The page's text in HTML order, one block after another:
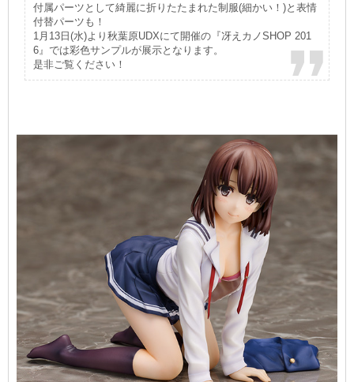
付属パーツとして綺麗に折りたたまれた制服(細かい！)と表情
付替パーツも！
1月13日(水)より秋葉原UDXにて開催の『冴えカノSHOP 201
6』では彩色サンプルが展示となります。
是非ご覧ください！